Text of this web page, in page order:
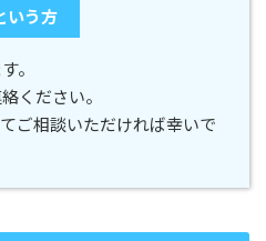
いう方
。
ください。
ご相談いただければ幸いで